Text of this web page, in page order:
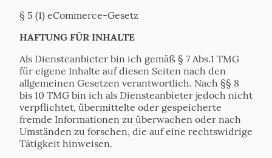
§ 5 (1) eCommerce-Gesetz
HAFTUNG FÜR INHALTE
Als Diensteanbieter bin ich gemäß § 7 Abs.1 TMG
für eigene Inhalte auf diesen Seiten nach den
allgemeinen Gesetzen verantwortlich. Nach §§ 8
bis 10 TMG bin ich als Diensteanbieter jedoch nicht
verpflichtet, übermittelte oder gespeicherte
fremde Informationen zu überwachen oder nach
Umständen zu forschen, die auf eine rechtswidrige
Tätigkeit hinweisen.